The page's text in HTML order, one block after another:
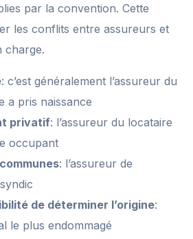
par la convention. Cette
les conflits entre assureurs et
charge.
: c’est généralement l’assureur du
a pris naissance
privatif: l’assureur du locataire
occupant
: l’assureur de
de déterminer l’origine:
le plus endommagé